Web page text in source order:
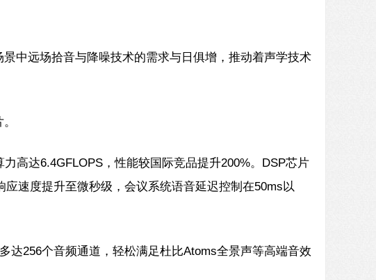
中远场拾音与降噪技术的需求与日俱增，推动着声学技术
高达6.4GFLOPS，性能较国际竞品提升200%。DSP芯片
速度提升至微秒级，会议系统语音延迟控制在50ms以
达256个音频通道，轻松满足杜比Atoms全景声等高端音效